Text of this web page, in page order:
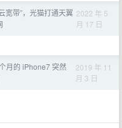
宽带”，光猫打通天翼 2022 年 5
月 17 日
月的 iPhone7 突然
2019 年 11
月 3 日